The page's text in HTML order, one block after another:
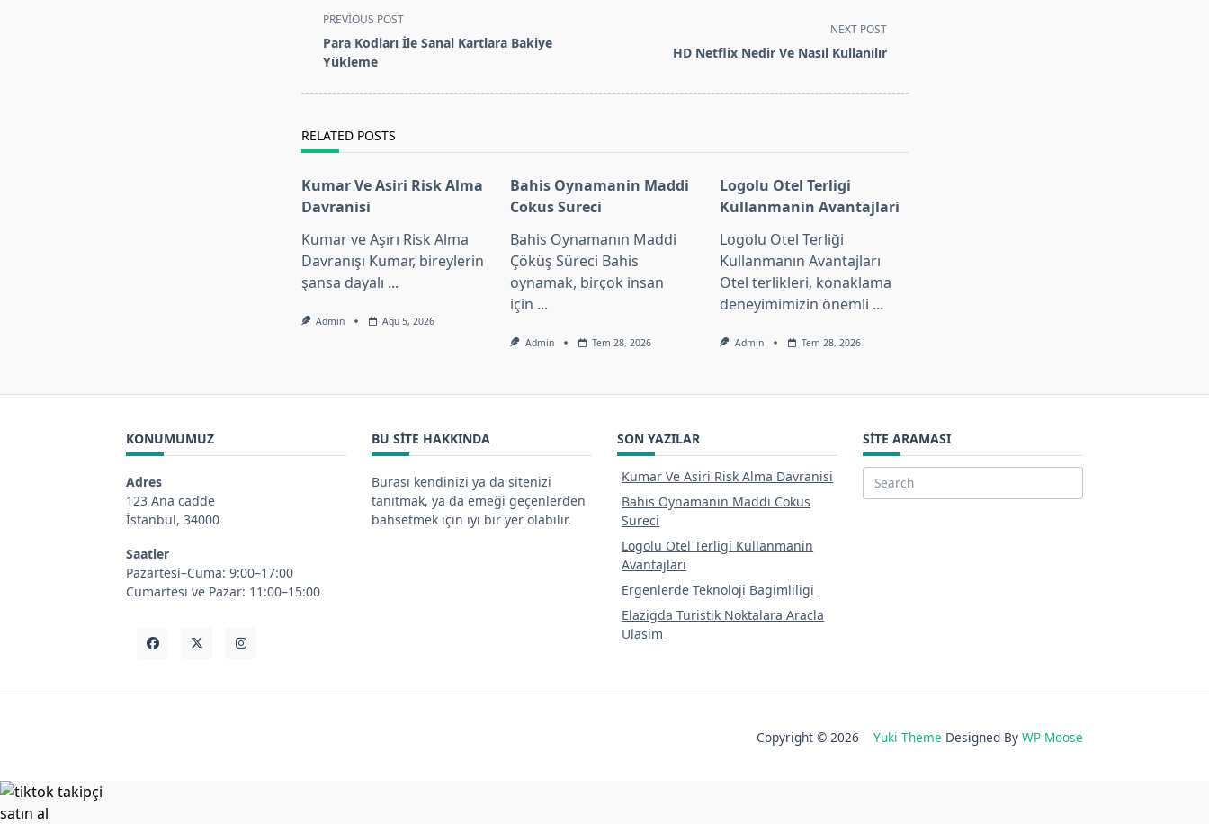
<span
class="nav-
subtitle
PREVIOUS POST
Para Kodları İle Sanal Kartlara Bakiye
Yükleme
NEXT POST
HD Netflix Nedir Ve Nasıl Kullanılır
RELATED POSTS
Kumar Ve Asiri Risk Alma
Davranisi
Kumar ve Aşırı Risk Alma
Davranışı Kumar, bireylerin
şansa dayalı ...
Admin Ağu 5, 2026
Bahis Oynamanin Maddi
Cokus Sureci
Bahis Oynamanın Maddi
Çöküş Süreci Bahis
oynamak, birçok insan
için ...
Admin Tem 28, 2026
Logolu Otel Terligi
Kullanmanin Avantajlari
Logolu Otel Terliği
Kullanmanın Avantajları
Otel terlikleri, konaklama
deneyimimizin önemli ...
Admin Tem 28, 2026
KONUMUMUZ
Adres
123 Ana cadde
İstanbul, 34000
Saatler
Pazartesi–Cuma: 9:00–17:00
Cumartesi ve Pazar: 11:00–15:00
BU SITE HAKKINDA
Burası kendinizi ya da sitenizi
tanıtmak, ya da emeği geçenlerden
bahsetmek için iyi bir yer olabilir.
SON YAZILAR
Kumar Ve Asiri Risk Alma Davranisi
Bahis Oynamanin Maddi Cokus
Sureci
Logolu Otel Terligi Kullanmanin
Avantajlari
Ergenlerde Teknoloji Bagimliligi
Elazigda Turistik Noktalara Aracla
Ulasim
SITE ARAMASI
Search
Copyright © 2026 Yuki Theme Designed By WP Moose